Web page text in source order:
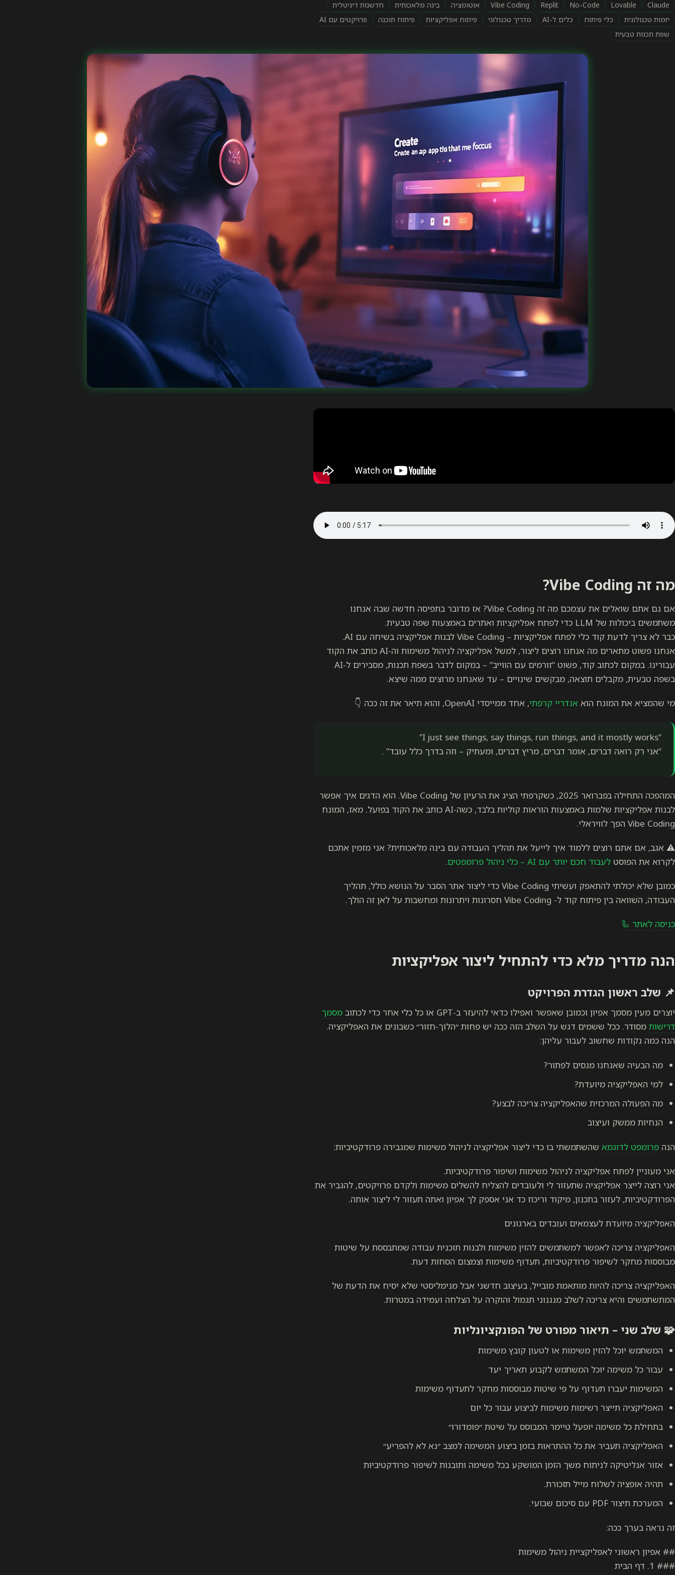
Claude
Lovable
No-Code
Replit
Vibe Coding אוטומציה בינה מלאכותית
חדשנות דיגיטלית
יזמות טכנולוגית
כלי פיתוח כלים ל-AI מדריך טכנולוגי פיתוח אפליקציות פיתוח תוכנה
פרויקטים עם AI
שפת תכנות טבעית
מה זה Vibe Coding?
אם גם אתם שואלים את עצמכם מה זה Vibe Coding? אז מדובר בתפיסה חדשה שבה אנחנו
משתמשים ביכולות של LLM כדי לפתח אפליקציות ואתרים באמצעות שפה טבעית.
כבר לא צריך לדעת קוד כלי לפתח אפליקציות – Vibe Coding לבנות אפליקציה בשיחה עם AI.
אנחנו פשוט מתארים מה אנחנו רוצים ליצור, למשל אפליקציה לניהול משימות וה-AI כותב את הקוד
עבורינו. במקום לכתוב קוד, פשוט “זורמים עם הווייב” – במקום לדבר בשפת תכנות, מסבירים ל-AI
בשפה טבעית, מקבלים תוצאה, מבקשים שינויים – עד שאנחנו מרוצים ממה שיצא.
מי שהמציא את המונח הוא אנדריי קרפתי, אחד ממייסדי OpenAI, והוא תיאר את זה ככה 👇
“I just see things, say things, run things, and it mostly works”
“אני רק רואה דברים, אומר דברים, מריץ דברים, ומעתיק – וזה בדרך כלל עובד” .​
המהפכה התחילה בפברואר 2025, כשקרפתי הציג את הרעיון של Vibe Coding. הוא הדגים איך אפשר
לבנות אפליקציות שלמות באמצעות הוראות קוליות בלבד, כשה-AI כותב את הקוד בפועל. מאז, המונח
Vibe Coding הפך לוויראלי.
⚠️ אגב, אם אתם רוצים ללמוד איך לייעל את תהליך העבודה עם בינה מלאכותית? אני מזמין אתכם
לקרוא את הפוסט לעבוד חכם יותר עם AI – כלי ניהול פרומפטים .
כמובן שלא יכולתי להתאפק ועשיתי Vibe Coding כדי ליצור אתר הסבר על הנושא כולל, תהליך
העבודה, השוואה בין פיתוח קוד ל- Vibe Coding חסרונות ויתרונות ומחשבות על לאן זה הולך.
כניסה לאתר 🦾
הנה מדריך מלא כדי להתחיל ליצור אפליקציות
📌 שלב ראשון הגדרת הפרויקט
יוצרים מעין מסמך אפיון וכמובן שאפשר ואפילו כדאי להיעזר ב-GPT או כל כלי אחר כדי לכתוב
מסמך
דרישות מסודר. ככל ששמים דגש על השלב הזה ככה יש פחות ״הלוך-חזור״ כשבונים את האפליקציה.
הנה כמה נקודות שחשוב לעבור עליהן:
מה הבעיה שאנחנו מנסים לפתור?
למי האפליקציה מיועדת?
מה הפעולה המרכזית שהאפליקציה צריכה לבצע?
הנחיות ממשק ועיצוב
הנה פרומפט לדוגמא שהשתמשתי בו כדי ליצור אפליקציה לניהול משימות שמגבירה פרודקטיביות:
אני מעוניין לפתח אפליקציה לניהול משימות ושיפור פרודקטיביות.
אני רוצה לייצר אפליקציה שתעזור לי ולעובדים להצליח להשלים משימות ולקדם פרויקטים, להגביר את
הפרודקטיביות, לעזור בתכנון, מיקוד וריכוז כד אני אספק לך אפיון ואתה תעזור לי ליצור אותה.
האפליקציה מיועדת לעצמאים ועובדים בארגונים
האפליקציה צריכה לאפשר למשתמשים להזין משימות ולבנות תוכנית עבודה שמתבססת על שיטות
מבוססות מחקר לשיפור פרודקטיביות, תעדוף משימות וצמצום הסחות דעת.
האפליקציה צריכה להיות מותאמת מובייל, בעיצוב חדשני אבל מנימליסטי שלא יסיח את הדעת של
המתשתמשים והיא צריכה לשלב מנגנוני תגמול והוקרה על הצלחה ועמידה במטרות.
🧩 שלב שני – תיאור מפורט של הפונקציונליות
המשתמש יוכל להזין משימות או לטעון קובץ משימות
עבור כל משימה יוכל המשתמש לקבוע תאריך יעד
המשימות יעברו תעדוף על פי שיטות מבוססות מחקר לתעדוף משימות
האפליקציה תייצר רשימות משימות לביצוע עבור כל יום
בתחילת כל משימה יופעל טיימר המבוסס על שיטת ״פומדורו״
האפליקציה תעביר את כל ההתראות בזמן ביצוע המשימה למצב ״נא לא להפריע״
אזור אנליטיקה לניתוח משך הזמן המושקע בכל משימה ותובנות לשיפור פרודקטיביות
תהיה אופציה לשלוח מייל תזכורת.
המערכת תיצור PDF עם סיכום שבועי.
זה נראה בערך ככה:
## אפיון ראשוני לאפליקציית ניהול משימות
### 1. דף הבית